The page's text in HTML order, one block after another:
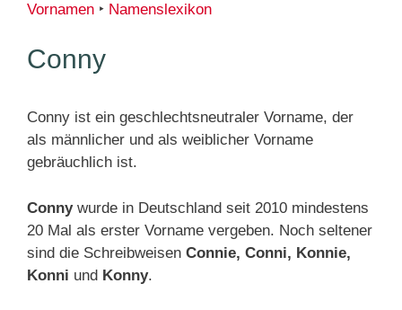
Vornamen ‣ Namenslexikon
Conny
Conny ist ein geschlechtsneutraler Vorname, der
als männlicher und als weiblicher Vorname
gebräuchlich ist.
Connywurde in Deutschland seit 2010 mindestens
20 Mal als erster Vorname vergeben. Noch seltener
sind die Schreibweisen Connie, Conni, Konnie,
Konni und Konny.